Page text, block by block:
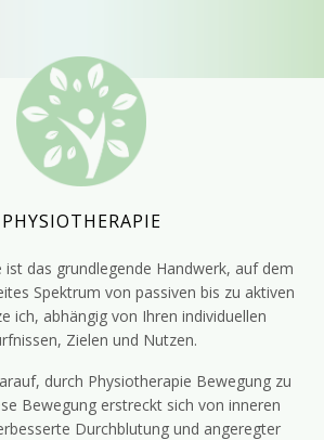
PHYSIOTHERAPIE
ist das grundlegende Handwerk, auf dem
Spektrum von passiven bis zu aktiven
ich, abhängig von Ihren individuellen
Zielen und Nutzen.
durch Physiotherapie Bewegung zu
Bewegung erstreckt sich von inneren
Durchblutung und angeregter